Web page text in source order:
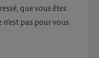
que vous êtes
pas pour vous